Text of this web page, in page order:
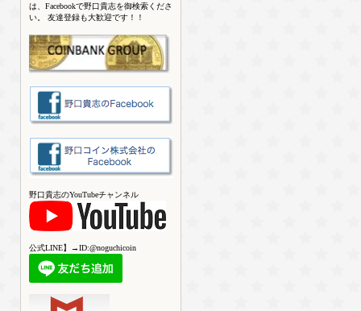
は、Facebookで野口貴志を御検索くださ
い。 友達登録も大歓迎です！！
野口貴志のYouTubeチャンネル
公式LINE】→ID:@noguchicoin